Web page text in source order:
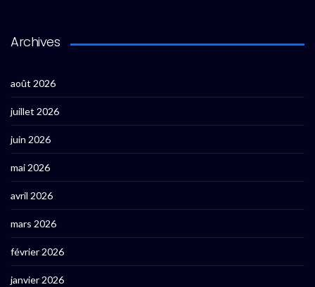
Archives
août 2026
juillet 2026
juin 2026
mai 2026
avril 2026
mars 2026
février 2026
janvier 2026